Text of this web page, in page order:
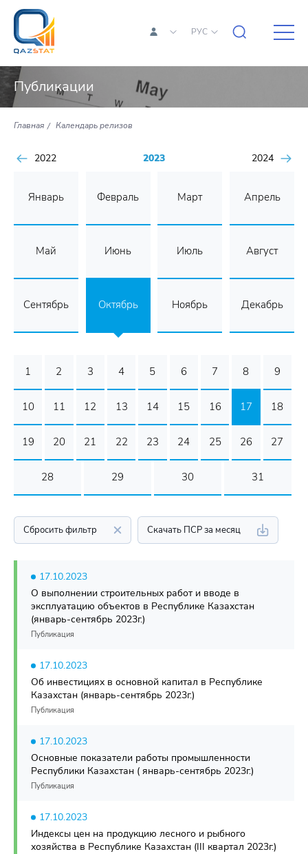
РУС
Публикации
Главная Календарь релизов
2022 2023 2024
Январь Февраль Март Апрель
Май Июнь Июль Август
Сентябрь Октябрь Ноябрь Декабрь
1 2 3 4 5 6 7 8 9
10 11 12 13 14 15 16 17 18
19 20 21 22 23 24 25 26 27
28 29 30 31
Сбросить фильтр Скачать ПСР за месяц
17.10.2023
О выполнении строительных работ и вводе в
эксплуатацию объектов в Республике Казахстан
(январь-сентябрь 2023г.)
Публикация
17.10.2023
Об инвестициях в основной капитал в Республике
Казахстан (январь-сентябрь 2023г.)
Публикация
17.10.2023
Основные показатели работы промышленности
Республики Казахстан ( январь-сентябрь 2023г.)
Публикация
17.10.2023
Индексы цен на продукцию лесного и рыбного
хозяйства в Республике Казахстан (III квартал 2023г.)